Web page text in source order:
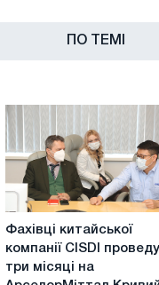
ПО ТЕМІ
Фахівці
китайської
компанії
CISDI
Фахівці китайської
компанії CISDI
три місяці на